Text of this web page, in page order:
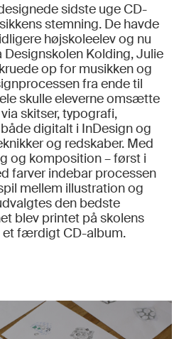
sidste uge CD-
stemning. De havde
højskoleelev og nu
Kolding, Julie
op for musikken og
fra ende til
skulle eleverne omsætte
skitser, typografi,
digitalt i InDesign og
og redskaber. Med
og komposition – først i
farver indebar processen
mellem illustration og
den bedste
blev printet på skolens
et færdigt CD-album.